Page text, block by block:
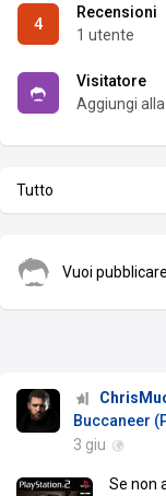
4
Recensioni
1 utente
Visitatore
Aggiungi
Tutto
Vuoi
Buccaneer
3 giu
Se non